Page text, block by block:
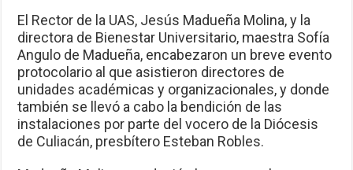
El Rector de la UAS, Jesús Madueña Molina, y la
directora de Bienestar Universitario, maestra Sofía
Angulo de Madueña, encabezaron un breve evento
protocolario al que asistieron directores de
unidades académicas y organizacionales, y donde
también se llevó a cabo la bendición de las
instalaciones por parte del vocero de la Diócesis
de Culiacán, presbítero Esteban Robles.